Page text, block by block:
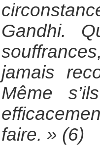
Gandhi.
jamais
Même
faire. » (6)